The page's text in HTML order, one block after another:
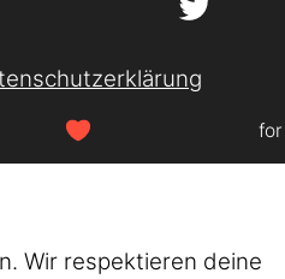
Wir respektieren deine